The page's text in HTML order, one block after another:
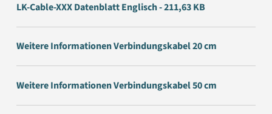
LK-Cable-XXX Datenblatt Englisch - 211,63 KB
Weitere Informationen Verbindungskabel 20 cm
Weitere Informationen Verbindungskabel 50 cm